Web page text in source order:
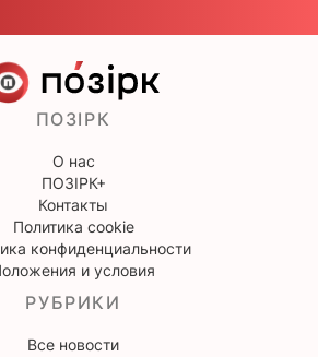
ПОЗІРК
О нас
ПОЗІРК+
Контакты
Политика cookie
конфиденциальности
и условия
РУБРИКИ
Все новости